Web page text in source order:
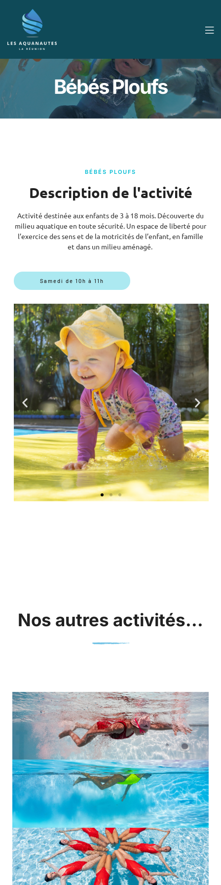
Bébés Ploufs
BÉBÉS PLOUFS
Description de l'activité
Activité destinée aux enfants de 3 à 18 mois. Découverte du
milieu aquatique en toute sécurité. Un espace de liberté pour
l’exercice des sens et de la motricités de l’enfant, en famille
et dans un milieu aménagé.
Samedi de 10h à 11h
Nos autres activités...